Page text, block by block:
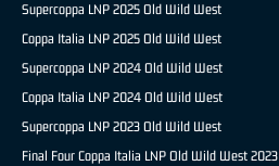
Supercoppa LNP 2025 Old Wild West
Coppa Italia LNP 2025 Old Wild West
Supercoppa LNP 2024 Old Wild West
Coppa Italia LNP 2024 Old Wild West
Supercoppa LNP 2023 Old Wild West
Final Four Coppa Italia LNP Old Wild West 2023